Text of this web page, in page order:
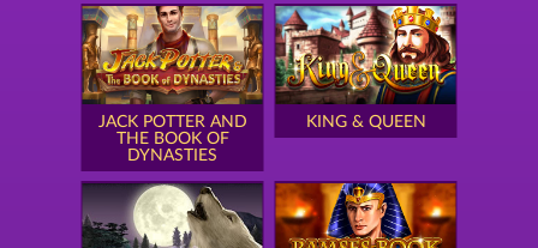
JACK POTTER AND
THE BOOK OF
DYNASTIES
KING & QUEEN